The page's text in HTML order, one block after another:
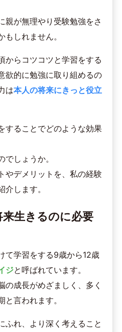
親が無理やり受験勉強をさ
しれません。
からコツコツと学習をする
欲的に勉強に取り組めるの
は本人の将来にきっと役立
することでどのような効果
しょうか。
やデメリットを、私の経験
します。
生きるのに必要
て学習をする9歳から12歳
ジと呼ばれています。
の成長がめざましく、多く
言われます。
ふれ、より深く考えること